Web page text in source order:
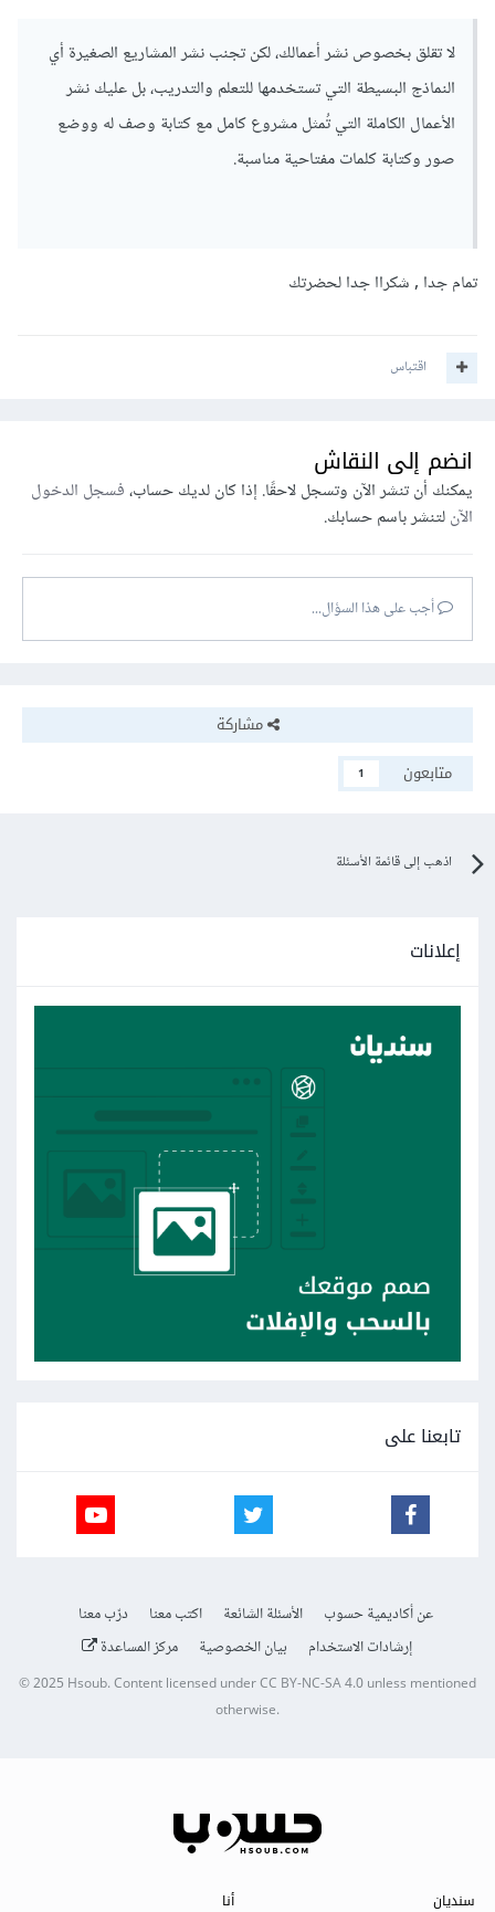
لا تقلق بخصوص نشر أعمالك، لكن تجنب نشر المشاريع الصغيرة أي
النماذج البسيطة التي تستخدمها للتعلم والتدريب، بل عليك نشر
الأعمال الكاملة التي تُمثل مشروع كامل مع كتابة وصف له ووضع
صور وكتابة كلمات مفتاحية مناسبة.
تمام جدا , شكراا جدا لحضرتك
اقتباس
انضم إلى النقاش
يمكنك أن تنشر الآن وتسجل لاحقًا. إذا كان لديك حساب،فسجل الدخول
الآنلتنشر باسم حسابك.
أجب على هذا السؤال...
مشاركة
متابعون
1
اذهب إلى قائمة الأسئلة
إعلانات
تابعنا على
عن أكاديمية حسوب الأسئلة الشائعة اكتب معنا
درّب معنا
إرشادات الاستخدام
بيان الخصوصية مركز المساعدة
© 2025Hsoub.Content licensed underCC BY-NC-SA 4.0unless mentioned
otherwise.